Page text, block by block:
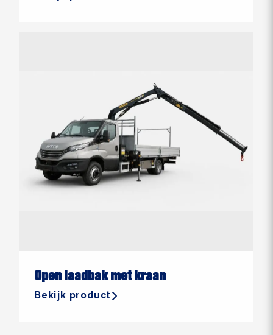
Open laadbak met kraan
Bekijk product